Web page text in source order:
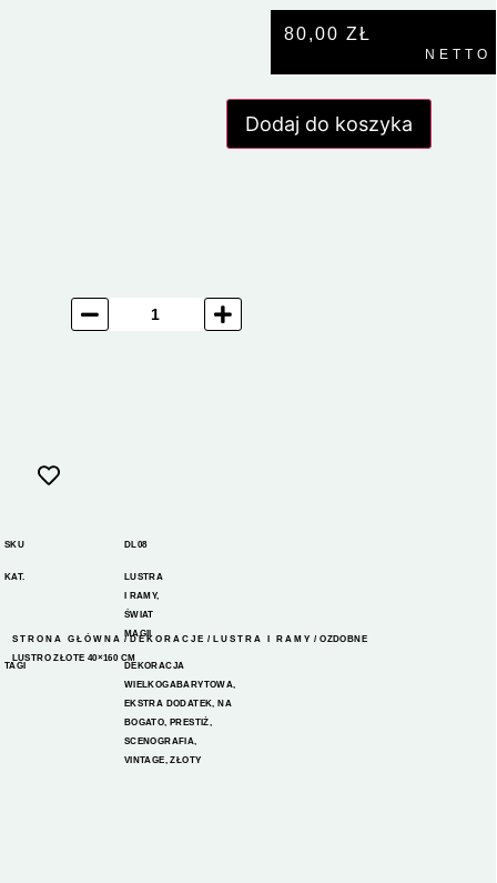
80,00 ZŁ
NETTO
Dodaj do koszyka
SKU DL08
KAT.
LUSTRA
I RAMY,
ŚWIAT
MAGII
TAGI
DEKORACJA
WIELKOGABARYTOWA,
EKSTRA DODATEK, NA
BOGATO, PRESTIŻ,
SCENOGRAFIA,
VINTAGE,ZŁOTY
STRONA GŁÓWNA /DEKORACJE /LUSTRA I RAMY / OZDOBNE
LUSTRO ZŁOTE 40×160 CM